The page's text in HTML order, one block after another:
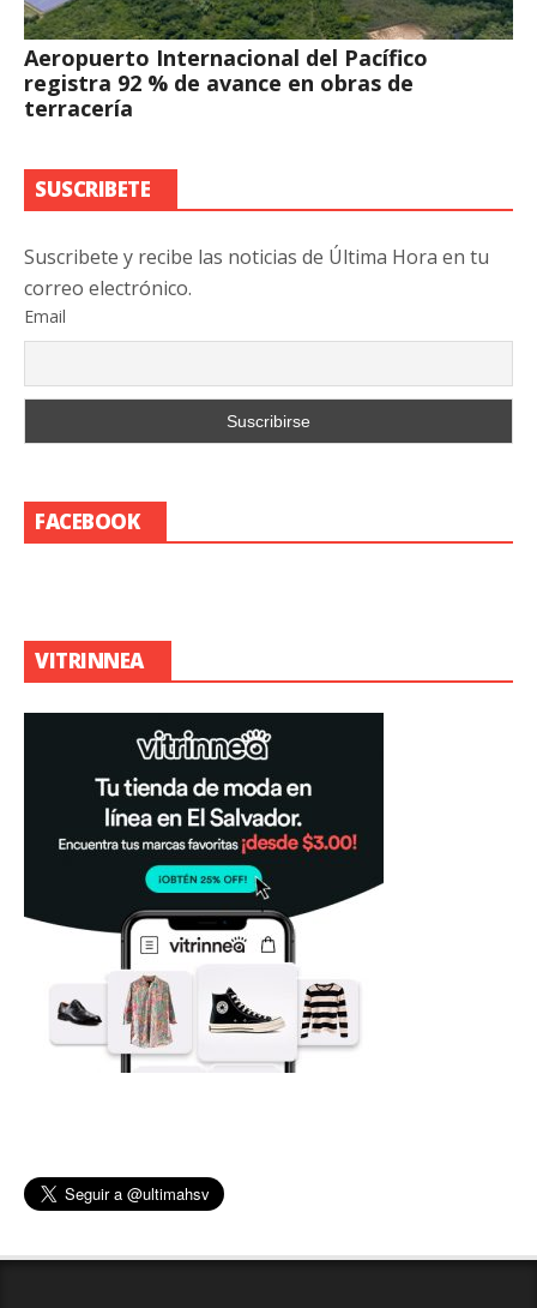
Aeropuerto Internacional del Pacífico
registra 92 % de avance en obras de
terracería
SUSCRIBETE
Suscribete y recibe las noticias de Última Hora en tu
correo electrónico.
Email
FACEBOOK
VITRINNEA